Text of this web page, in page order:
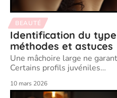
BEAUTÉ
Identification du
méthodes et astuces
Une mâchoire large ne
Certains profils juvéniles…
10 mars 2026